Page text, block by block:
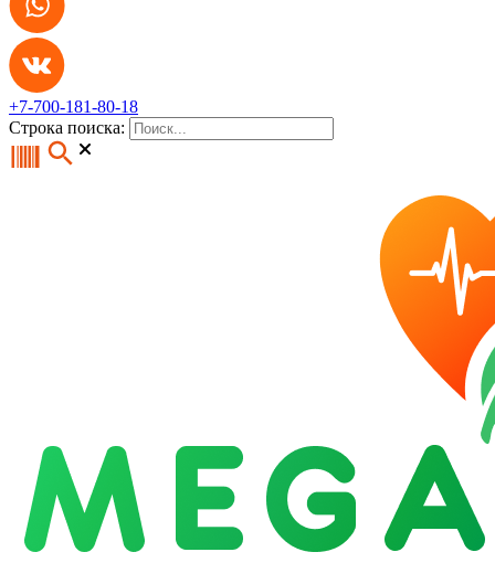
+7-700-181-80-18
Строка поиска: